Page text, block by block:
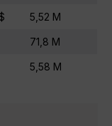
5,52 M
71,8 M
5,58 M